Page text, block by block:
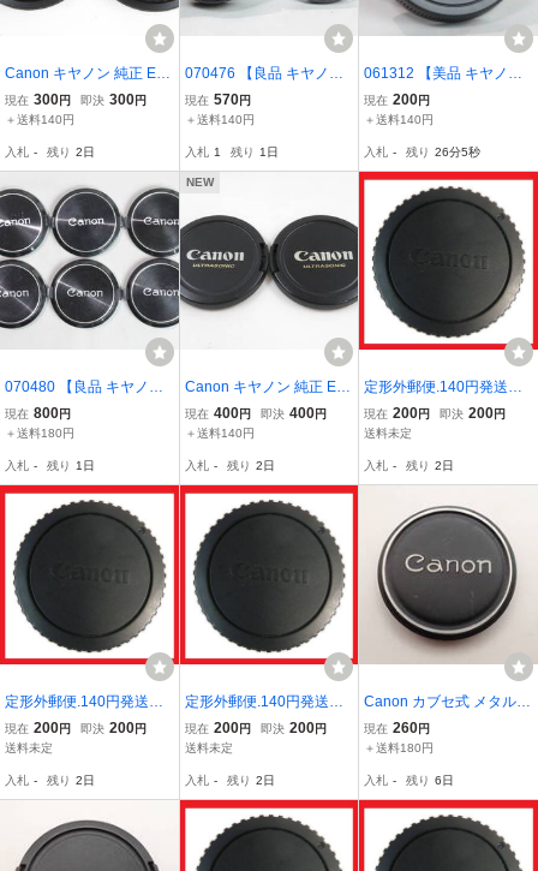
Canon キヤノン 純正 EF
レンズ リアキャップ 2枚
(管理番号-002)
現在 300円 即決 300円
＋送料140円
入札 - 残り 2日
070476 【良品 キヤノ
ン】 Canon 内径 50mm
(フィルター径 48mm) メ
レンズリアキャップ
現在 570円
＋送料140円
入札 1 残り 1日
061312 【美品 キヤノ
ン】 Canon EOS M用 EF-
M レンズリアキャップ LE
現在 200円
＋送料140円
入札 - 残り 26分4秒
070480 【良品 キヤノ
ン】 Canon C-55レンズ
キャップ まとめて6枚 送
現在 800円
＋送料180円
入札 - 残り 1日
NEW
Canon キヤノン 純正 EF
レンズ フロントキャップ
E-58mm 2枚 (管理番号-0
現在 400円 即決 400円
＋送料140円
入札 - 残り 2日
定形外郵便.140円発送OK
キヤノン 純正 EFマウ
ント ボディーキャップ
（赤枠.楽）4
現在 200円 即決 200円
送料未定
入札 - 残り 2日
定形外郵便.140円発送OK
キヤノン 純正 EFマウ
ント ボディーキャップ
（赤枠.楽）2
現在 200円 即決 200円
送料未定
入札 - 残り 2日
定形外郵便.140円発送OK
キヤノン 純正 EFマウ
ント ボディーキャップ
（赤枠.楽）3
現在 200円 即決 200円
送料未定
入札 - 残り 2日
Canon カブセ式 メタルキ
ャップ 50㎜ AU3
現在 260円
＋送料180円
入札 - 残り 6日